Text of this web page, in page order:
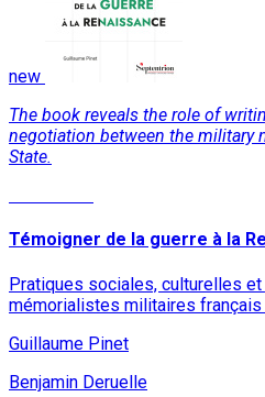
new
The book reveals the role of
negotiation between the military
State.
Témoigner de la guerre à la
Pratiques sociales, culturelles
mémorialistes militaires français
Guillaume Pinet
Benjamin Deruelle